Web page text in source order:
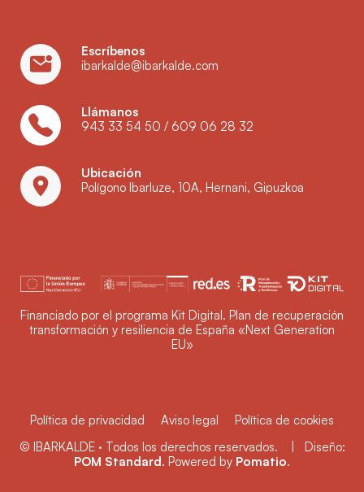
Escríbenos
ibarkalde@ibarkalde.com
Llámanos
943 33 54 50 / 609 06 28 32
Ubicación
Polígono Ibarluze, 10A, Hernani, Gipuzkoa
Financiado por el programa Kit Digital. Plan de recuperación
transformación y resiliencia de España «Next Generation
EU»
Política de privacidad Aviso legal
Política de cookies
© IBARKALDE · Todos los derechos reservados. | Diseño:
POM Standard . Powered by Pomatio.